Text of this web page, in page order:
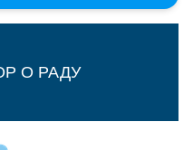
О РАДУ